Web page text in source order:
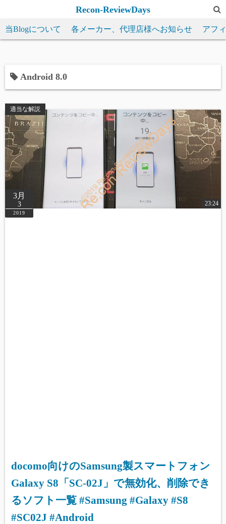
テ
ッ
Recon-ReviewDays
当Blogについて 各メーカー、代理店様へお知らせ アフ
Android 8.0
適当な解説
3月
3
2019
23:24
docomo向けのSamsung製スマートフォン
Galaxy S8「SC-02J」で無効化、削除でき
るソフト一覧 #Samsung #Galaxy #S8
#SC02J #Android